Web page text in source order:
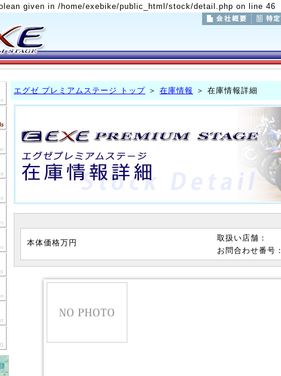
given in /home/exebike/public_html/stock/detail.php on line 46
エグゼ プレミアムステージ トップ ＞ 在庫情報 ＞ 在庫情報詳細
本体価格万円
取扱い店舗：
お問合わせ番号：